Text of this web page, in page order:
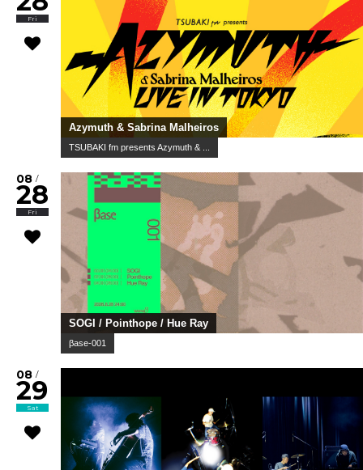
Fri
Azymuth & Sabrina Malheiros
TSUBAKI fm presents Azymuth & ...
08 /
28
Fri
SOGI / Pointhope / Hue Ray
βase-001
08 /
29
Sat